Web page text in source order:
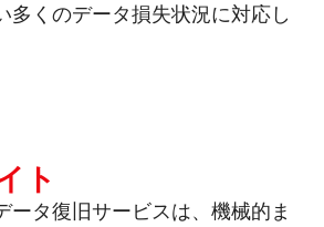
多くのデータ損失状況に対応し
ト
ータ復旧サービスは、機械的ま